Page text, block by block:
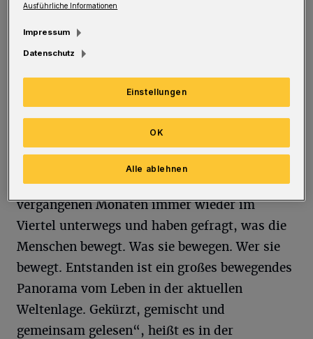
A
des Wettervorhersage mit Sturm und
Regen abgesagt.
Sie bietet Theater, Livesender und Speakers
Corner. Sie handelt von Träumen, Wünschen,
alltäglichen Überleben in Oberbarmen. „Der
Stadtschreiber und sein Team waren in den
vergangenen Monaten immer wieder im
Viertel unterwegs und haben gefragt, was die
Menschen bewegt. Was sie bewegen. Wer sie
bewegt. Entstanden ist ein großes bewegendes
Panorama vom Leben in der aktuellen
Weltenlage. Gekürzt, gemischt und
gemeinsam gelesen“, heißt es in der
Ausführliche Informationen
Impressum
Datenschutz
Einstellungen
Alle ablehnen
OK